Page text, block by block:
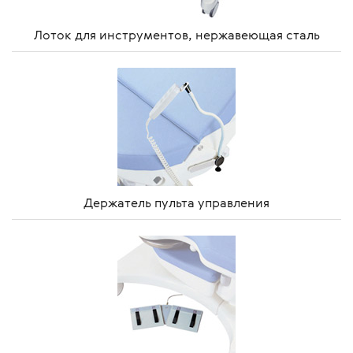
Лоток для инструментов, нержавеющая сталь
Держатель пульта управления